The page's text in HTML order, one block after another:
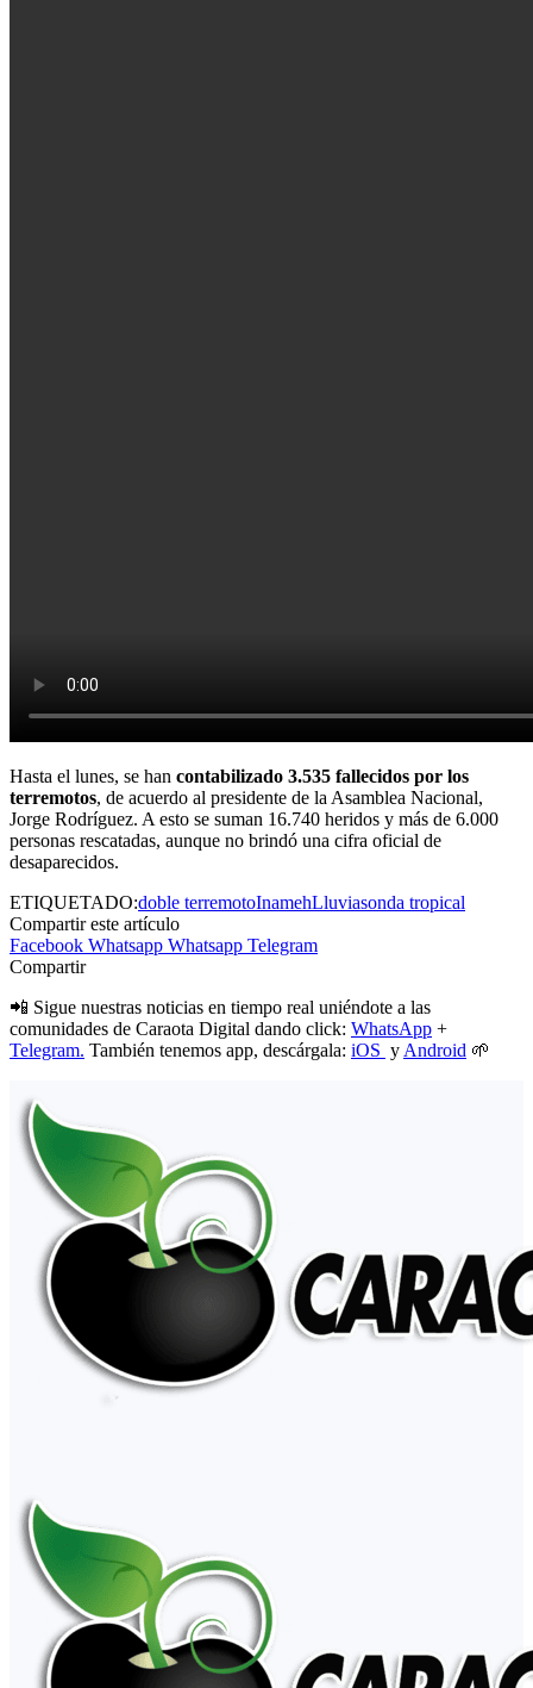
Hasta el lunes, se han contabilizado 3.535 fallecidos por los
terremotos, de acuerdo al presidente de la Asamblea Nacional,
Jorge Rodríguez. A esto se suman 16.740 heridos y más de 6.000
personas rescatadas, aunque no brindó una cifra oficial de
desaparecidos.
ETIQUETADO:doble terremotoInamehLluviasonda tropical
Compartir este artículo
Facebook Whatsapp Whatsapp Telegram
Compartir
📲 Sigue nuestras noticias en tiempo real uniéndote a las
comunidades de Caraota Digital dando click: WhatsApp +
Telegram. También tenemos app, descárgala: iOS y Android 🌱